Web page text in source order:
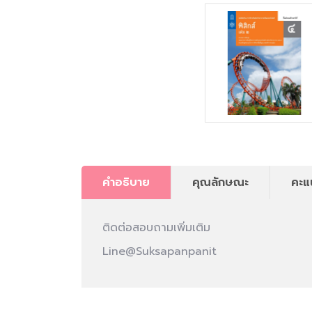
คำอธิบาย คุณลักษณะ คะ
ติดต่อสอบถามเพิ่มเติม
Line@Suksapanpanit